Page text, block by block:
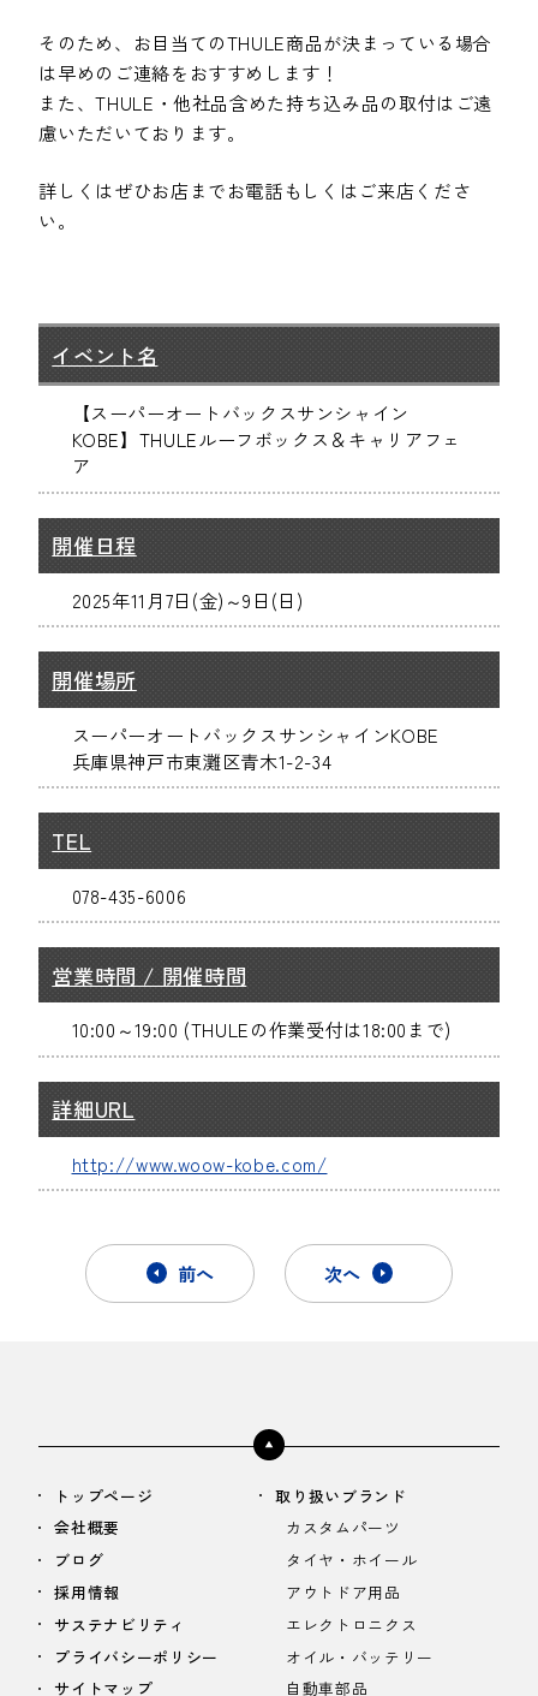
そのため、お目当てのTHULE商品が決まっている場合
は早めのご連絡をおすすめします！
また、THULE・他社品含めた持ち込み品の取付はご遠
慮いただいております。
詳しくはぜひお店までお電話もしくはご来店くださ
い。
イベント名
【スーパーオートバックスサンシャイン
KOBE】THULEルーフボックス＆キャリアフェ
ア
開催日程
2025年11月7日(金)～9日(日)
開催場所
スーパーオートバックスサンシャインKOBE
兵庫県神戸市東灘区青木1-2-34
TEL
078-435-6006
営業時間 / 開催時間
10:00～19:00 (THULEの作業受付は18:00まで)
詳細URL
http://www.woow-kobe.com/
前へ 次へ
トップページ
会社概要
ブログ
採用情報
サステナビリティ
プライバシーポリシー
サイトマップ
取り扱いブランド
カスタムパーツ
タイヤ・ホイール
アウトドア用品
エレクトロニクス
オイル・バッテリー
自動車部品